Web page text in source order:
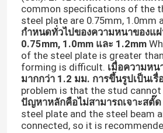
common specifications of the
steel plate are 0.75mm, 1.0mm
กำหนดทั่วไปของความหนาของแ
0.75mm, 1.0mm และ 1.2mm
of the steel plate is greater
forming is difficult. เมื่อความหน
มากกว่า 1.2 มม. การขึ้นรูปเป็นเรื่
problem is that the stud cannot
ปัญหาหลักคือไม่สามารถเจาะสตั๊ด
steel plate and the steel beam
connected, so it is